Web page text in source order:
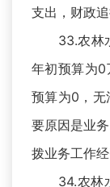
支出，财政
33.农林水
年初预算为0
预算为0，无
要原因是业
拨业务工作经
34.农林水